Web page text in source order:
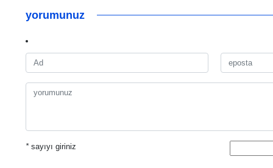
yorumunuz
*sayıyı giriniz